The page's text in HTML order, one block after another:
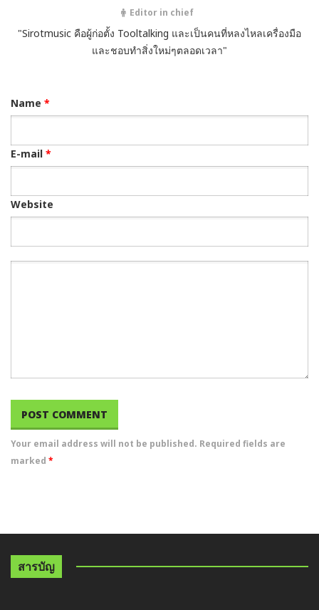
Editor in chief
"Sirotmusic คือผู้ก่อตั้ง Tooltalking และเป็นคนที่หลงไหลเครื่องมือ
และชอบทำสิ่งใหม่ๆตลอดเวลา"
Name *
E-mail *
Website
Your email address will not be published. Required fields are
marked *
สารบัญ